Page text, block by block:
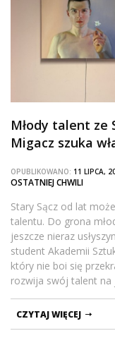
Młody talent ze
Migacz szuka
OPUBLIKOWANO: 11 LIPCA,
OSTATNIEJ CHWILI
Stary Sącz od lat
talentu. Do grona
jeszcze nieraz
student Akademii
który nie boi się
rozwija swój talent
CZYTAJ WIĘCEJ